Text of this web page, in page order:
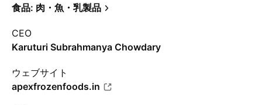
食品: 肉・魚・乳製品
CEO
Karuturi Subrahmanya Chowdary
ウェブサイト
apexfrozenfoods.in